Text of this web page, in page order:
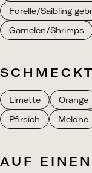
Forelle/Saibling
Garnelen/Shrimps
Limette Orange
Pfirsich
Melone
AUF